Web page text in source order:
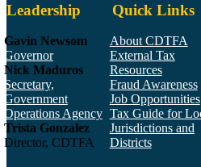
Leadership
Gavin Newsom
Governor
Nick Maduros
Secretary,
Government
Operations Agency
Trista Gonzalez
Director, CDTFA
Quick Links
About CDTFA
External Tax
Resources
Fraud Awareness
Job Opportunities
Tax Guide for
Jurisdictions and
Districts